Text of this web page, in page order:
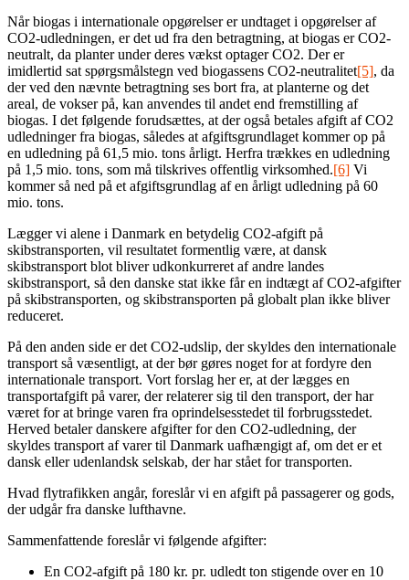
Når biogas i internationale opgørelser er undtaget i opgørelser af
CO2-udledningen, er det ud fra den betragtning, at biogas er CO2-
neutralt, da planter under deres vækst optager CO2. Der er
imidlertid sat spørgsmålstegn ved biogassens CO2-neutralitet[5], da
der ved den nævnte betragtning ses bort fra, at planterne og det
areal, de vokser på, kan anvendes til andet end fremstilling af
biogas. I det følgende forudsættes, at der også betales afgift af CO2
udledninger fra biogas, således at afgiftsgrundlaget kommer op på
en udledning på 61,5 mio. tons årligt. Herfra trækkes en udledning
på 1,5 mio. tons, som må tilskrives offentlig virksomhed.[6] Vi
kommer så ned på et afgiftsgrundlag af en årligt udledning på 60
mio. tons.
Lægger vi alene i Danmark en betydelig CO2-afgift på
skibstransporten, vil resultatet formentlig være, at dansk
skibstransport blot bliver udkonkurreret af andre landes
skibstransport, så den danske stat ikke får en indtægt af CO2-afgifter
på skibstransporten, og skibstransporten på globalt plan ikke bliver
reduceret.
På den anden side er det CO2-udslip, der skyldes den internationale
transport så væsentligt, at der bør gøres noget for at fordyre den
internationale transport. Vort forslag her er, at der lægges en
transportafgift på varer, der relaterer sig til den transport, der har
været for at bringe varen fra oprindelsesstedet til forbrugsstedet.
Herved betaler danskere afgifter for den CO2-udledning, der
skyldes transport af varer til Danmark uafhængigt af, om det er et
dansk eller udenlandsk selskab, der har stået for transporten.
Hvad flytrafikken angår, foreslår vi en afgift på passagerer og gods,
der udgår fra danske lufthavne.
Sammenfattende foreslår vi følgende afgifter:
En CO2-afgift på 180 kr. pr. udledt ton stigende over en 10